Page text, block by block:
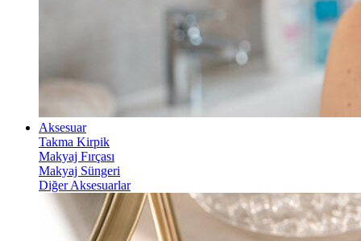
Aksesuar
Takma Kirpik
Makyaj Fırçası
Makyaj Süngeri
Diğer Aksesuarlar